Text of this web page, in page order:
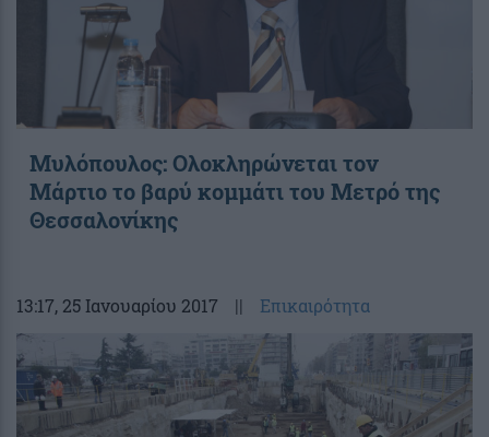
Μυλόπουλος: Ολοκληρώνεται τον
Μάρτιο το βαρύ κομμάτι του Μετρό της
Θεσσαλονίκης
13:17, 25 Ιανουαρίου 2017 || Επικαιρότητα